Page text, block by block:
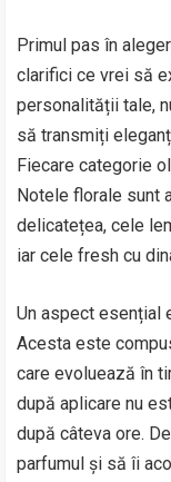
Primul pas în
clarifici ce vrei să
personalității tale,
să transmiți
Fiecare categorie
Notele florale sunt
delicatețea, cele
iar cele fresh cu
Un aspect esențial
Acesta este
care evoluează în
după aplicare nu
după câteva ore.
parfumul și să îi